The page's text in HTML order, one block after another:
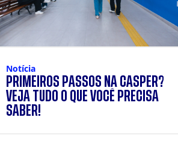
Notícia
PRIMEIROS PASSOS NA CÁSPER?
VEJA TUDO O QUE VOCÊ PRECISA
SABER!